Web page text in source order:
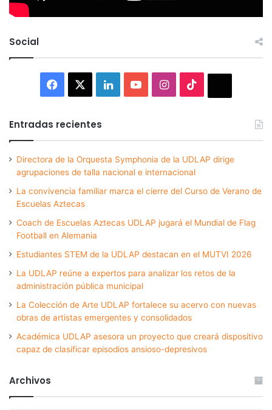
Social
Facebook LinkedInYouTubeInstagram
Entradas recientes
Directora de la Orquesta Symphonia de la UDLAP dirige
agrupaciones de talla nacional e internacional
La convivencia familiar marca el cierre del Curso de Verano de
Escuelas Aztecas
Coach de Escuelas Aztecas UDLAP jugará el Mundial de Flag
Football en Alemania
Estudiantes STEM de la UDLAP destacan en el MUTVI 2026
La UDLAP reúne a expertos para analizar los retos de la
administración pública municipal
La Colección de Arte UDLAP fortalece su acervo con nuevas
obras de artistas emergentes y consolidados
Académica UDLAP asesora un proyecto que creará dispositivo
capaz de clasificar episodios ansioso-depresivos
Archivos